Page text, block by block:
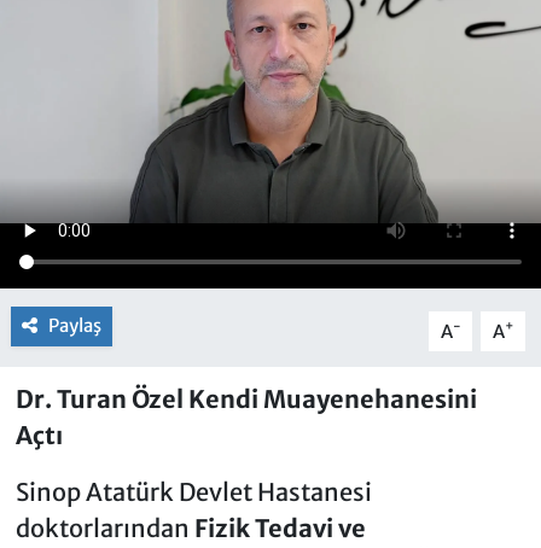
Paylaş A- A+
Dr. Turan Özel Kendi Muayenehanesini
Açtı
Sinop Atatürk Devlet Hastanesi
doktorlarından Fizik Tedavi ve